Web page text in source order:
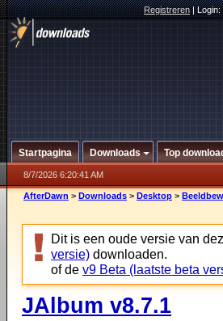
Registreren|Login:
Startpagina Downloads Top
8/7/2026 6:20:41 AM
AfterDawn > Downloads > Desktop >
Dit is een oude versie van
versie) downloaden.
of de v9 Beta (laatste beta
JAlbum v8.7.1